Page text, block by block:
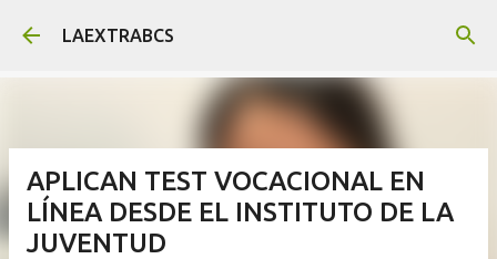
Ir al contenido principal
LAEXTRABCS
APLICAN TEST VOCACIONAL EN
LÍNEA DESDE EL INSTITUTO DE LA
JUVENTUD